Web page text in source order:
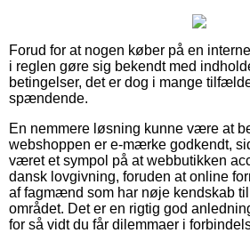
Forud for at nogen køber på en
i reglen gøre sig bekendt med
betingelser, det er dog i mange
spændende.
En nemmere løsning kunne være at
webshoppen er e-mærke godkendt,
været et sympol på at webbutikken
dansk lovgivning, foruden at online
af fagmænd som har nøje kendskab
området. Det er en rigtig god
for så vidt du får dilemmaer i